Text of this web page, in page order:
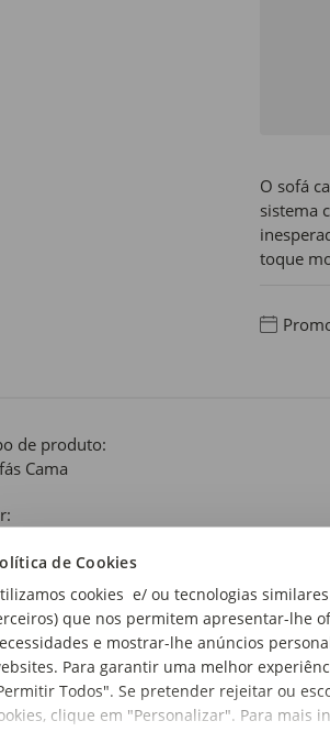
de Cookies
cookies e/ ou tecnologias
que nos permitem apresentar-lhe
e mostrar-lhe anúncios
Para garantir uma melhor
Todos". Se pretender rejeitar ou
clique em "Personalizar". Para mais
O sofá
sistema
toque
de produto:
Cama